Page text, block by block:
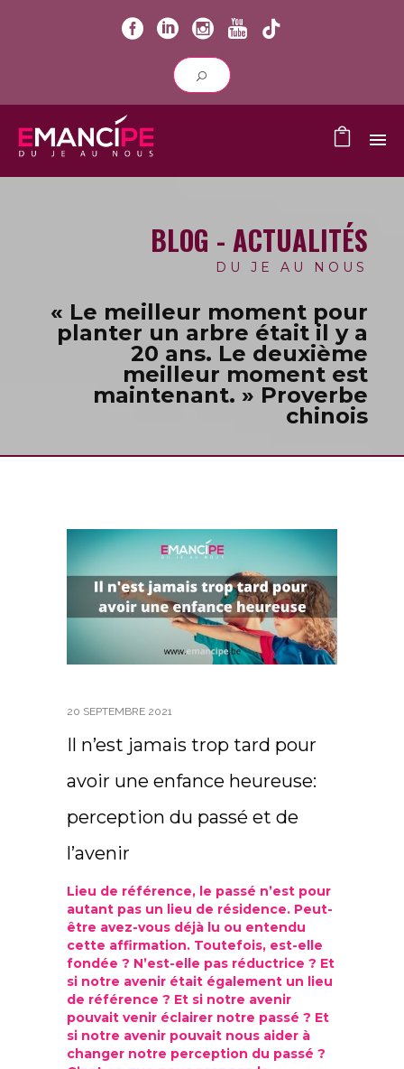
BLOG - ACTUALITÉS
DU JE AU NOUS
« Le meilleur moment pour
planter un arbre était il y a
20 ans. Le deuxième
meilleur moment est
maintenant. » Proverbe
chinois
20 SEPTEMBRE 2021
Il n’est jamais trop tard pour
avoir une enfance heureuse:
perception du passé et de
l’avenir
Lieu de référence, le passé n’est pour
autant pas un lieu de résidence. Peut-
être avez-vous déjà lu ou entendu
cette affirmation. Toutefois, est-elle
fondée ? N’est-elle pas réductrice ? Et
si notre avenir était également un lieu
de référence ? Et si notre avenir
pouvait venir éclairer notre passé ? Et
si notre avenir pouvait nous aider à
changer notre perception du passé ?